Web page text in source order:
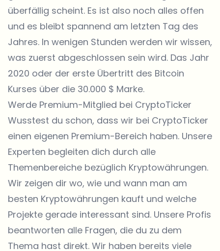
überfällig scheint. Es ist also noch alles offen
und es bleibt spannend am letzten Tag des
Jahres. In wenigen Stunden werden wir wissen,
was zuerst abgeschlossen sein wird. Das Jahr
2020 oder der erste Übertritt des Bitcoin
Kurses über die 30.000 $ Marke.
Werde Premium-Mitglied bei CryptoTicker
Wusstest du schon, dass wir bei CryptoTicker
einen eigenen Premium-Bereich haben. Unsere
Experten begleiten dich durch alle
Themenbereiche bezüglich Kryptowährungen.
Wir zeigen dir wo, wie und wann man am
besten Kryptowährungen kauft und welche
Projekte gerade interessant sind. Unsere Profis
beantworten alle Fragen, die du zu dem
Thema hast direkt. Wir haben bereits viele